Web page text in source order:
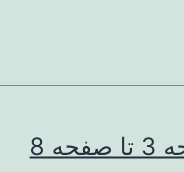
8